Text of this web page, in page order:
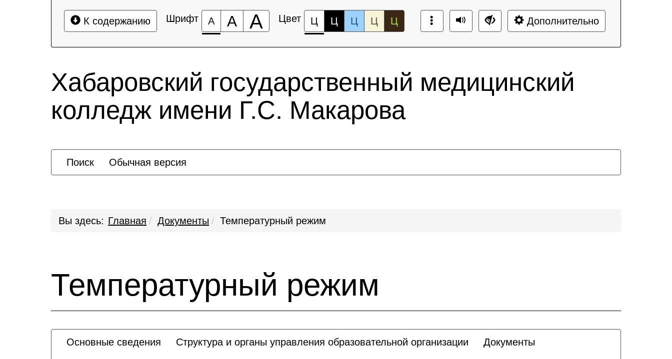
К содержанию Шрифт А А А Цвет Ц Ц Ц Ц Ц Дополнительно
Хабаровский государственный медицинский
колледж имени Г.С. Макарова
Поиск Обычная версия
Вы здесь: Главная Документы Температурный режим
Температурный режим
Основные сведения Структура и органы управления образовательной организации Документы